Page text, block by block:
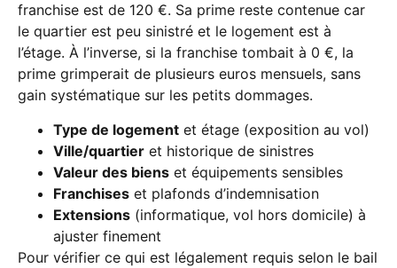
franchise est de 120 €. Sa prime reste contenue car
le quartier est peu sinistré et le logement est à
l’étage. À l’inverse, si la franchise tombait à 0 €, la
prime grimperait de plusieurs euros mensuels, sans
gain systématique sur les petits dommages.
Type de logement et étage (exposition au vol)
Ville/quartier et historique de sinistres
Valeur des biens et équipements sensibles
Franchises et plafonds d’indemnisation
Extensions (informatique, vol hors domicile) à
ajuster finement
Pour vérifier ce qui est légalement requis selon le bail